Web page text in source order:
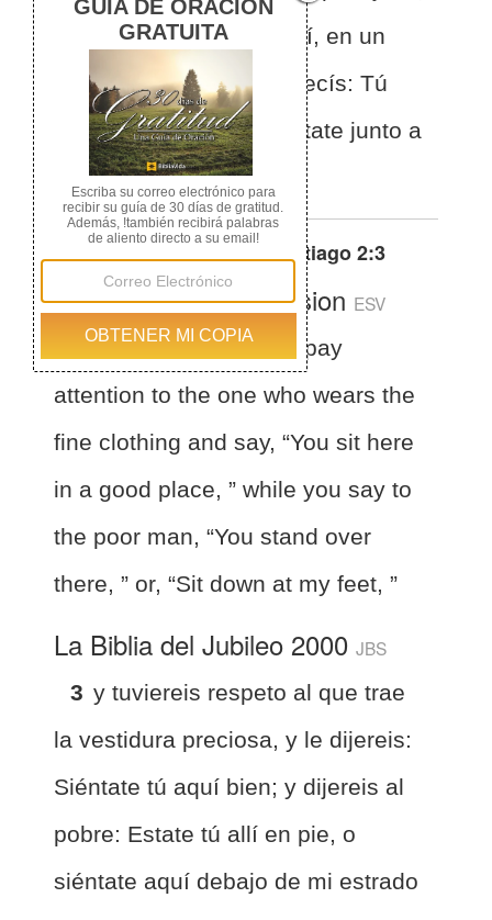
y decís: Tú siéntate aquí, en un
buen lugar; y al pobre decís: Tú
estate allí de pie, o siéntate junto a
mi estrado;
Otras traducciones deSantiago 2:3
English Standard Version ESV
James 2:3
and if you pay
attention to the one who wears the
fine clothing and say, “You sit here
in a good place, ” while you say to
the poor man, “You stand over
there, ” or, “Sit down at my feet, ”
La Biblia del Jubileo 2000 JBS
3 y tuviereis respeto al que trae
la vestidura preciosa, y le dijereis:
Siéntate tú aquí bien; y dijereis al
pobre: Estate tú allí en pie, o
siéntate aquí debajo de mi estrado